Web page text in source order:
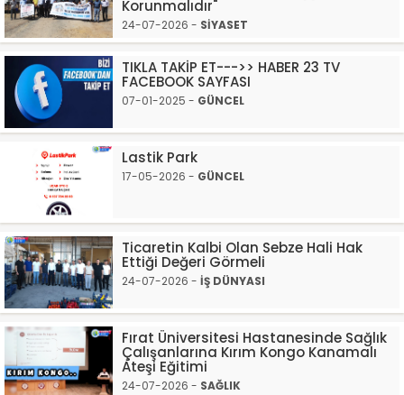
Korunmalıdır"
24-07-2026 - SİYASET
TIKLA TAKİP ET--->> HABER 23 TV
FACEBOOK SAYFASI
07-01-2025 - GÜNCEL
Lastik Park
17-05-2026 - GÜNCEL
Ticaretin Kalbi Olan Sebze Hali Hak
Ettiği Değeri Görmeli
24-07-2026 - İŞ DÜNYASI
Fırat Üniversitesi Hastanesinde Sağlık
Çalışanlarına Kırım Kongo Kanamalı
Ateşi Eğitimi
24-07-2026 - SAĞLIK